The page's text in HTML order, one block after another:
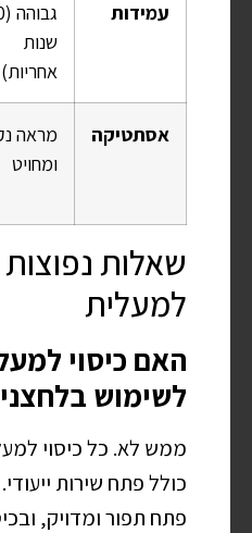
עמידות
שנות
אחריות)
אסתטיקה
מראה
ומחויט
שאלות נפוצות
למעלית
האם כיסוי
לשימוש
ממש לא. כל כיסוי
כולל פתח שירות
פתח תפור ומדויק,